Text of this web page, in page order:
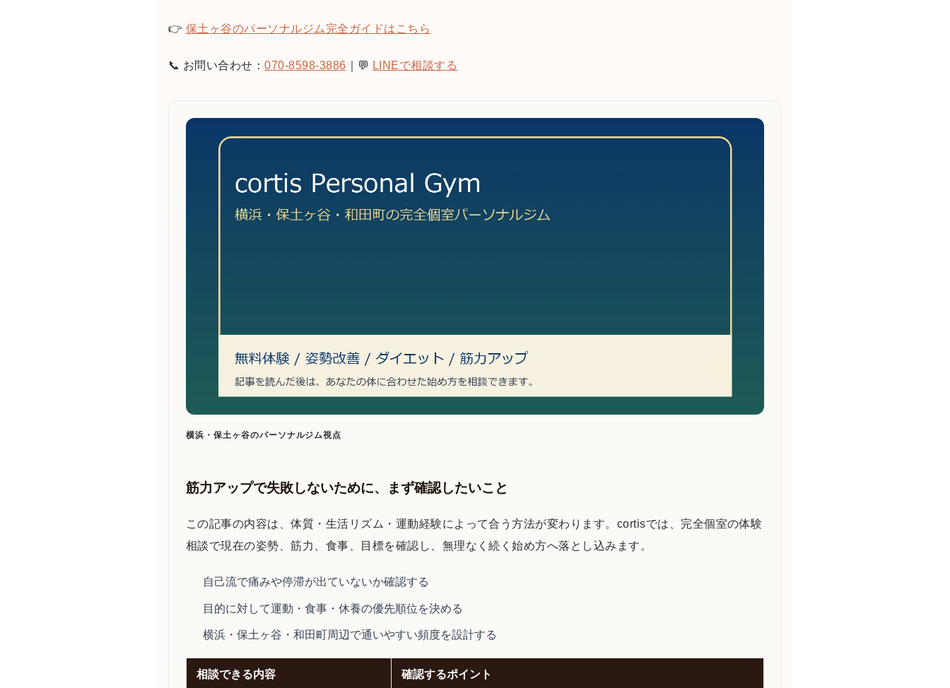
👉 保土ヶ谷のパーソナルジム完全ガイドはこちら
📞 お問い合わせ：070-8598-3886 ｜💬 LINEで相談する
横浜・保土ヶ谷のパーソナルジム視点
筋力アップで失敗しないために、まず確認したいこと
この記事の内容は、体質・生活リズム・運動経験によって合う方法が変わります。cortisでは、完全個室の体験
相談で現在の姿勢、筋力、食事、目標を確認し、無理なく続く始め方へ落とし込みます。
自己流で痛みや停滞が出ていないか確認する
目的に対して運動・食事・休養の優先順位を決める
横浜・保土ヶ谷・和田町周辺で通いやすい頻度を設計する
相談できる内容 確認するポイント